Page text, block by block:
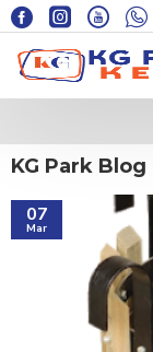
KG Park Blog
07
Mar